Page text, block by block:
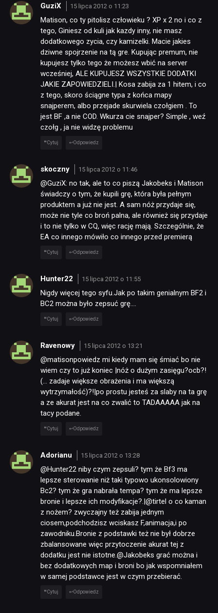
GuziX 15 lipca 2012 o 11:23
Matison, co ty pitolisz człowieku ? XP x 2 no i co z
tego, Giniesz od kuli jak kazdy inny, nie masz
dodatkowego zycia, czy kamizelki. Macie jakies
dziwne spojrzenie na tą gre. Kupując premum, nie
kupujesz tylko tego że możesz wbić na server
wcześniej, ALE KUPUJESZ WSZYSTKIE DODATKI
JAKIE ZAPOWIEDZIELI.| Kosa zabija za 1 hitem, i co
z tego, skoro ściągne typa z końca mapy
snajperem, albo przejade skurwiela czołgiem . To
jest BF ,a nie COD. Wkurza cie snajper? Simple , weź
czołg , ja nie widzę problemu
Cytuj Odpowiedz
skoczny 15 lipca 2012 o 11:46
@GuziX: no tak, ale to co piszą Jakobeks i Matison
świadczy o tym, że kupili grę, która była pełnym
produktem a już nie jest. A sam nóż przydaje się,
może nie tyle co broń palna, ale również się przydaje
i to nie tylko w CQ, więc rację mają. Szczególnie, że
EA co innego mówiło co innego przed premierą
Cytuj Odpowiedz
Hunter22 15 lipca 2012 o 11:55
Nigdy więcej tego syfu.Jak po takim genialnym BF2 i
BC2 można było zepsuć grę….
Cytuj Odpowiedz
Ravenowy 15 lipca 2012 o 13:21
@matisonpowiedz mi kiedy mam się śmiać bo nie
wiem czy to już koniec |nóż o dużym zasięgu?ocb?!
(… zadaje większe obrażenia i ma większą
wytrzymałość)?!|po prostu jesteś za slaby na ta grę
a ze akurat jest na co zwalić to TADAAAAA jak na
tacy podane.
Cytuj Odpowiedz
Adorianu 15 lipca 2012 o 13:28
@Hunter22 niby czym zepsuli? tym że Bf3 ma
lepsze sterowanie niż taki typowo ukonsolowiony
Bc2? tym że gra nabrała tempa? tym że ma lepsze
bronie i lepsze ich modyfikacje?.|@tirtel o co kaman
z nożem? zwyczajny też zabija jednym
ciosem,podchodzisz wciskasz F,animacja,i po
zawodniku.Bronie z podstawki też nie był dobrze
zbalansowane więc przytoczenie akurat tej z
dodatku jest nie istotne.@Jakobeks grać można i
bez dodatkowych map i broni bo jak wspomniałem
w samej podstawce jest w czym przebierać.
Cytuj Odpowiedz